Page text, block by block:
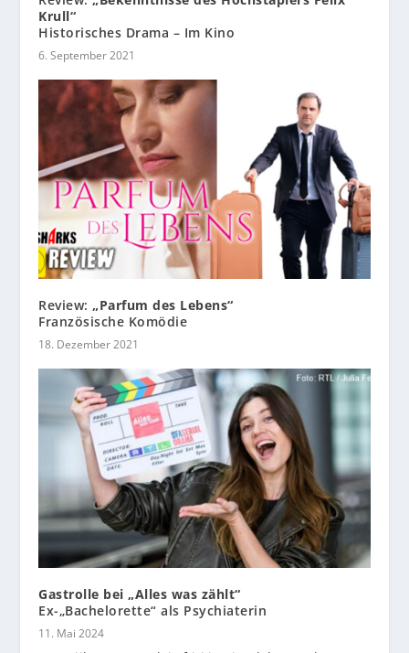
Krull“
Historisches Drama – Im Kino
6. September 2021
Review:„Parfum des Lebens“
Französische Komödie
18. Dezember 2021
Gastrolle bei „Alles was zählt“
Ex-„Bachelorette“ als Psychiaterin
11. Mai 2024